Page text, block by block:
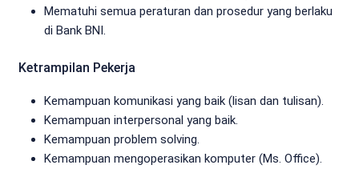
Mematuhi semua peraturan dan prosedur yang berlaku
di Bank BNI.
Ketrampilan Pekerja
Kemampuan komunikasi yang baik (lisan dan tulisan).
Kemampuan interpersonal yang baik.
Kemampuan problem solving.
Kemampuan mengoperasikan komputer (Ms. Office).